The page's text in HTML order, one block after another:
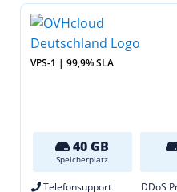
VPS-1 | 99,9% SLA
40 GB
Speicherplatz
Telefonsupport DDoS